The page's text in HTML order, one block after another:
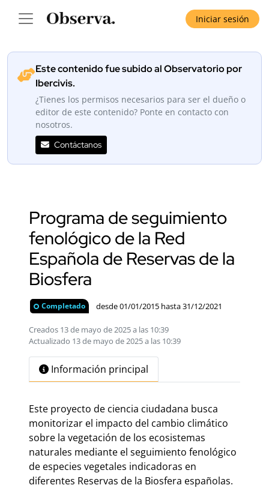
Iniciar sesión
Este contenido fue subido al Observatorio por
Ibercivis.
¿Tienes los permisos necesarios para ser el dueño o
editor de este contenido? Ponte en contacto con
nosotros.
Contáctanos
Programa de seguimiento
fenológico de la Red
Española de Reservas de la
Biosfera
Completado desde 01/01/2015 hasta 31/12/2021
Creados 13 de mayo de 2025 a las 10:39
Actualizado 13 de mayo de 2025 a las 10:39
Información principal
Este proyecto de ciencia ciudadana busca
monitorizar el impacto del cambio climático
sobre la vegetación de los ecosistemas
naturales mediante el seguimiento fenológico
de especies vegetales indicadoras en
diferentes Reservas de la Biosfera españolas.